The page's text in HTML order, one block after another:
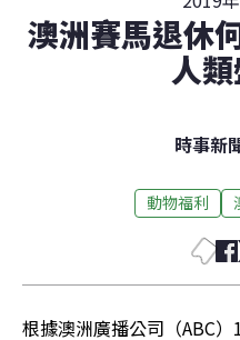
澳洲賽馬退休
人
時事新
動物福利
根據澳洲廣播公司（ABC